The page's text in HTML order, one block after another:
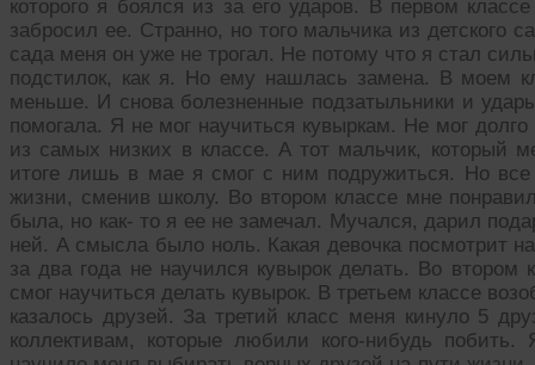
которого я боялся из за его ударов. В первом
забросил ее. Странно, но того мальчика из детского
сада меня он уже не трогал. Не потому что я стал
подстилок, как я. Но ему нашлась замена. В моем
меньше. И снова болезненные подзатыльники и
помогала. Я не мог научиться кувыркам. Не мог
из самых низких в классе. А тот мальчик,
итоге лишь в мае я смог с ним подружиться. Но
жизни, сменив школу. Во втором классе мне
была, но как- то я ее не замечал. Мучался, дарил
ней. А смысла было ноль. Какая девочка посмотрит
за два года не научился кувырок делать. Во
смог научиться делать кувырок. В третьем классе
казалось друзей. За третий класс меня кинуло 5
коллективам, которые любили кого-нибудь